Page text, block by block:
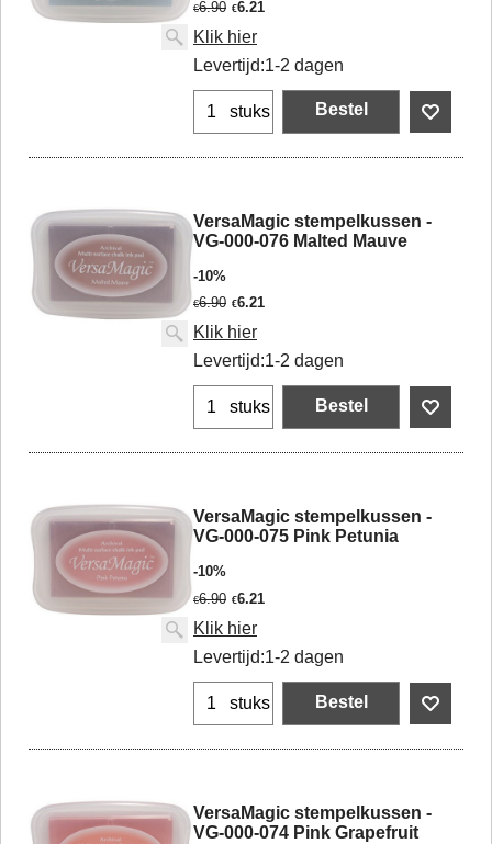
€6.90 €6.21
Klik hier
Levertijd:1-2 dagen
stuks Bestel
VersaMagic stempelkussen -
VG-000-076 Malted Mauve
-10%
€6.90 €6.21
Klik hier
Levertijd:1-2 dagen
stuks Bestel
VersaMagic stempelkussen -
VG-000-075 Pink Petunia
-10%
€6.90 €6.21
Klik hier
Levertijd:1-2 dagen
stuks Bestel
VersaMagic stempelkussen -
VG-000-074 Pink Grapefruit